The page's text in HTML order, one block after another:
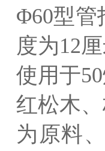
Φ60型管
度为12
使用于
红松木
为原料